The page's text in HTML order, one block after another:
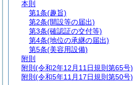
本則
第1条(趣旨)
第2条(開設等の届出)
第3条(確認証の交付等)
第4条(地位の承継の届出)
第5条(美容用設備)
附則
附則 (令和2年12月11日規則第65号)
附則 (令和5年11月17日規則第50号)